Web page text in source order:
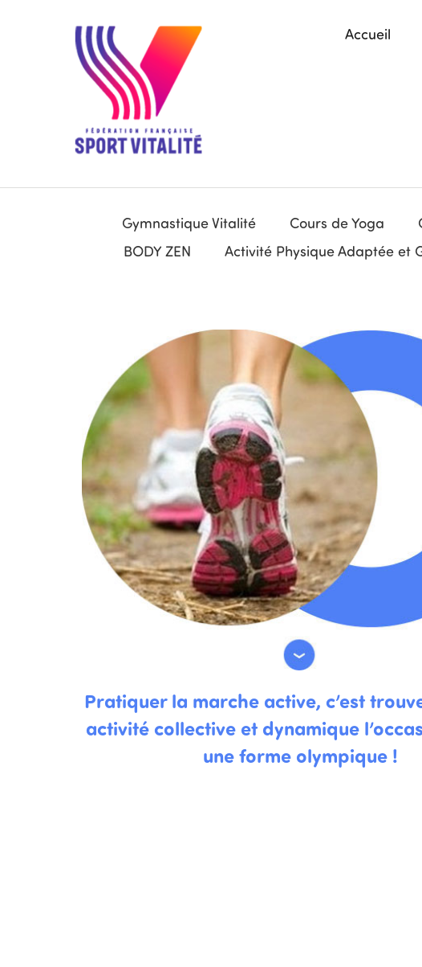
Accueil
Gymnastique Vitalité Cours de Yoga
BODY ZEN
Activité Physique Adaptée et
Pratiquer la marche active, c’est
activité collective et dynamique
une forme olympique !